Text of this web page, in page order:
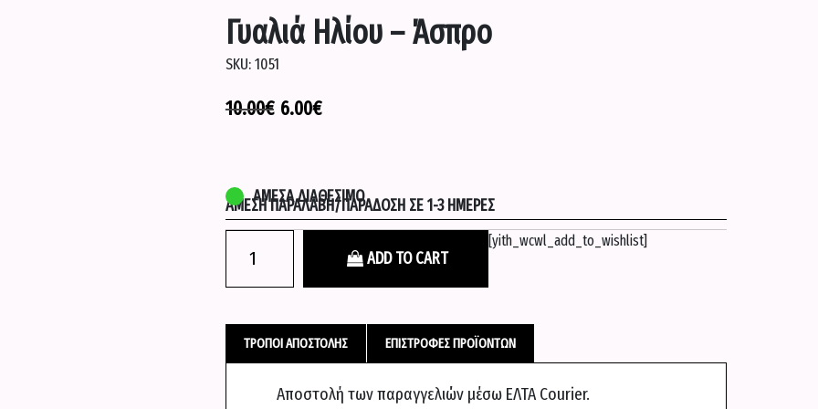
Γυαλιά Hλίου – Άσπρο
SKU:1051
10.00€ 6.00€
ΆΜΕΣΗ ΠΑΡΑΛΑΒΉ/ΠΑΡΆΔΟΣΗ ΣΕ 1-3 ΗΜΈΡΕΣ
ΆΜΕΣΑ ΔΙΑΘΈΣΙΜΟ
Hλίου
-
quantity
ADD TO CART
[yith_wcwl_add_to_wishlist]
ΤΡΌΠΟΙ ΑΠΟΣΤΟΛΉΣ ΕΠΙΣΤΡΟΦΈΣ ΠΡΟΪΌΝΤΩΝ
Αποστολή των παραγγελιών μέσω EΛΤΑ Courier.